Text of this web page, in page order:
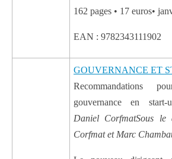
162 pages • 17 euros•
EAN : 9782343111902
GOUVERNANCE ET
Recommandations
gouvernance en start-
Daniel CorfmatSous le
Corfmat et Marc